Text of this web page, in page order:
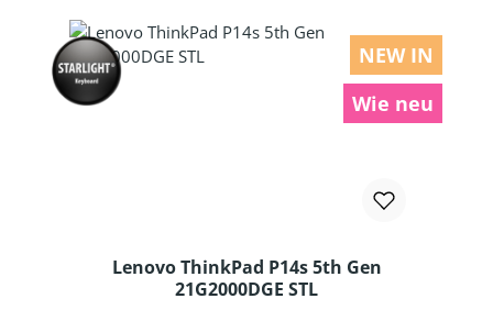
NEW IN
Wie neu
Lenovo ThinkPad P14s 5th Gen
21G2000DGE STL